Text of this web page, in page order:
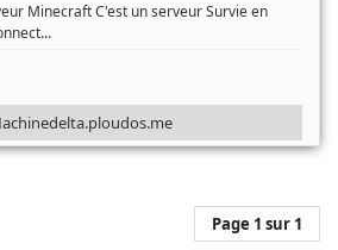
Minecraft C'est un serveur Survie en
...
Page 1 sur 1